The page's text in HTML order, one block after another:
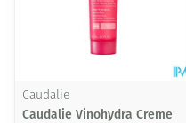
Caudalie
Caudalie Vinohydra Creme